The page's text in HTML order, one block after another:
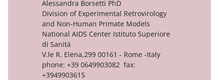
Alessandra Borsetti PhD
Division of Experimental Retrovirology
and Non-Human Primate Models
National AIDS Center Istituto Superiore
di Sanità
V.le R. Elena,299 00161 - Rome -Italy
phone: +39 0649903082 fax:
+3949903615